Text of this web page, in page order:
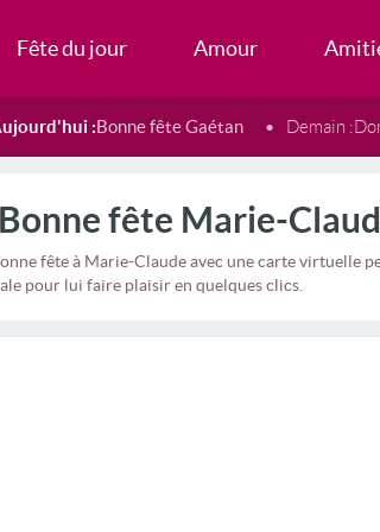
Fête du jour Amour
:Bonne fête Gaétan Demain :
fête Marie-
fête à Marie-Claude avec une carte virtuelle
pour lui faire plaisir en quelques clics.